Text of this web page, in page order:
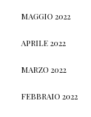
MAGGIO 2022
APRILE 2022
MARZO 2022
FEBBRAIO 2022